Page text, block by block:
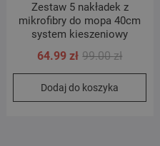
Zestaw 5 nakładek z
mikrofibry do mopa 40cm
system kieszeniowy
99.00zł
cena
99.00
64.99zł
cena
64.99
Dodaj do koszyka